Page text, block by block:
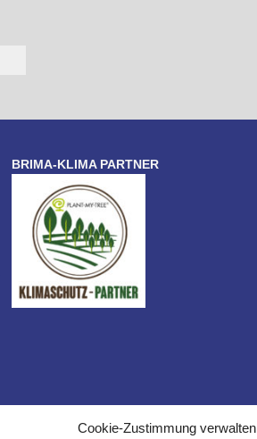
Cookie-Zustimmung verwalten
BRIMA-KLIMA PARTNER